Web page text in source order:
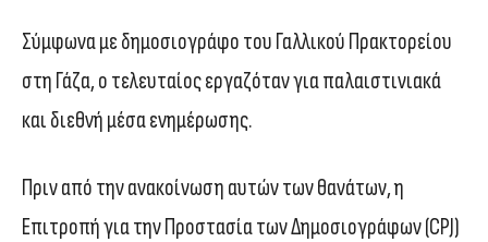
Σύμφωνα με δημοσιογράφο του Γαλλικού Πρακτορείου
στη Γάζα, ο τελευταίος εργαζόταν για παλαιστινιακά
και διεθνή μέσα ενημέρωσης.
Πριν από την ανακοίνωση αυτών των θανάτων, η
Επιτροπή για την Προστασία των Δημοσιογράφων (CPJ)